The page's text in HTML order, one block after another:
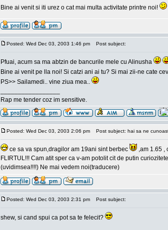
Bine ai venit si iti urez o cat mai multa activitate printre noi!
Posted: Wed Dec 03, 2003 1:46 pm Post subject:
Pfuai, acum sa ma abtzin de bancurile mele cu Alinusha
Bine ai venit pe lla noi! Si catzi ani ai tu? Si mai zii-ne cate
PS>> Sailamedi.. vine ziua mea..
Rap me tender coz im sensitive.
Posted: Wed Dec 03, 2003 2:06 pm Post subject: hai sa ne
ce sa va spun,dragilor am 19ani sint berbec ,am 1.65 ,
FLIRTUL!!! Cam atit sper ca v-am potolit cit de putin
(uvidimsea!!!!) Ne mai vedem noi(traducere)
Posted: Wed Dec 03, 2003 2:31 pm Post subject:
shew, si cand spui ca pot sa te felecit?